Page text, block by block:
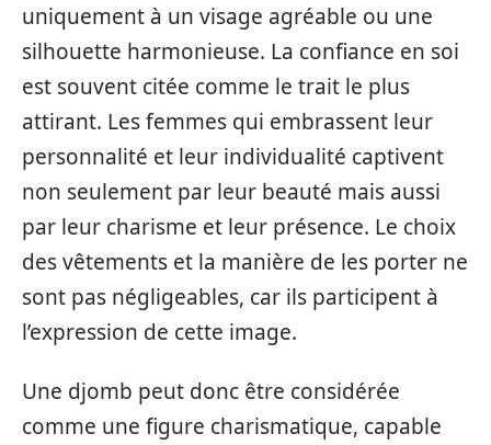
uniquement à un visage agréable ou une
silhouette harmonieuse. La confiance en soi
est souvent citée comme le trait le plus
attirant. Les femmes qui embrassent leur
personnalité et leur individualité captivent
non seulement par leur beauté mais aussi
par leur charisme et leur présence. Le choix
des vêtements et la manière de les porter ne
sont pas négligeables, car ils participent à
l’expression de cette image.
Une djomb peut donc être considérée
comme une figure charismatique, capable